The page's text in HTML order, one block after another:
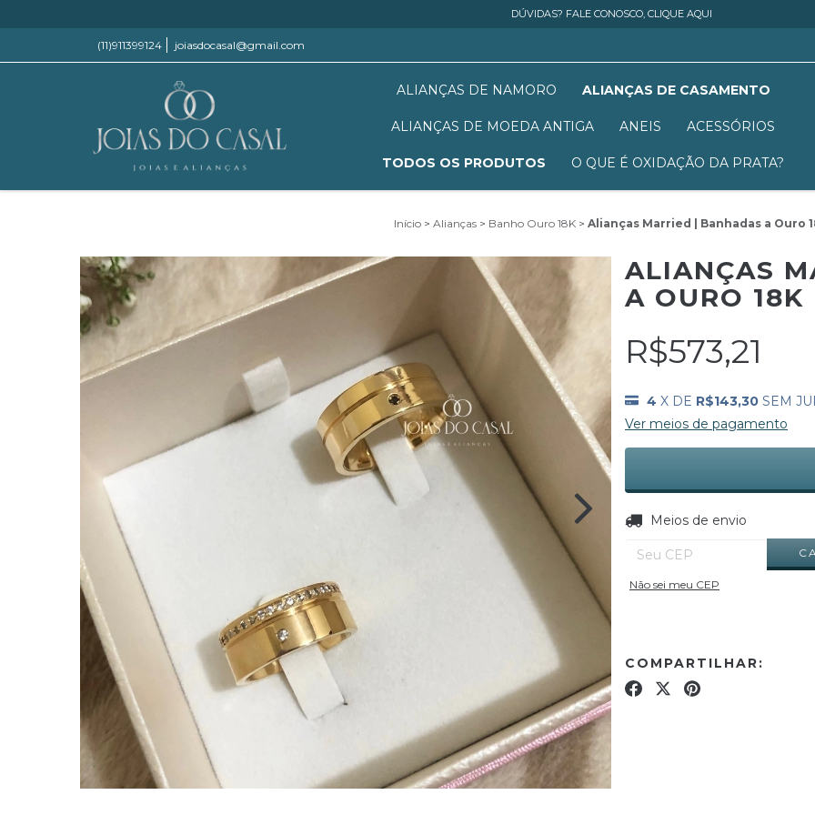
DÚVIDAS? FALE CONOSCO, CLIQUE AQUI
(11)911399124 joiasdocasal@gmail.com
ALIANÇAS DE NAMORO ALIANÇAS DE CASAMENTO
ALIANÇAS DE MOEDA ANTIGA ANEIS ACESSÓRIOS
TODOS OS PRODUTOS O QUE É OXIDAÇÃO DA PRATA?
Início > Alianças > Banho Ouro 18K > Alianças Married | Banhadas a Ouro
ALIANÇAS
A OURO 18K
R$573,21
4 X DE R$143,30 SEM
Ver meios de pagamento
Entregas para o CEP:
Meios de envio
Não sei meu CEP
COMPARTILHAR: